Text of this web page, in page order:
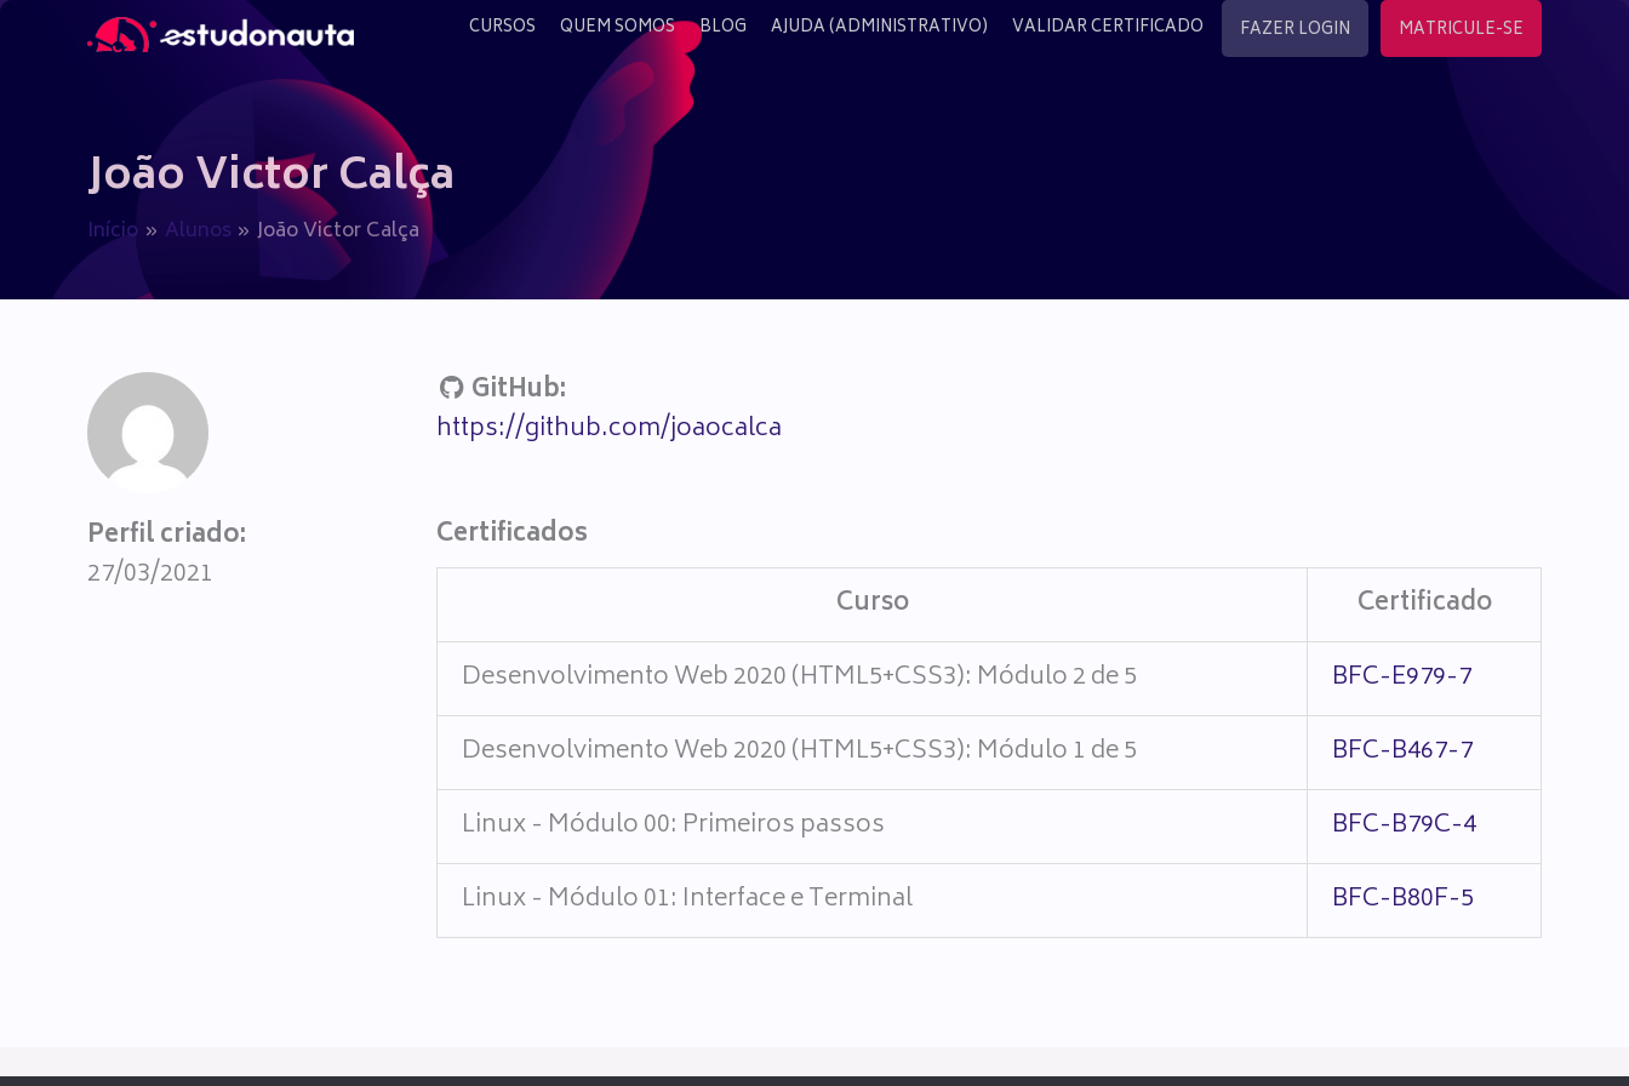
Ir
CURSOS QUEM SOMOS BLOG AJUDA (ADMINISTRATIVO) VALIDAR CERTIFICADO FAZER LOGIN MATRICULE-SE
João Victor Calça
Início Alunos João Victor Calça
Perfil criado:
27/03/2021
GitHub:
https://github.com/joaocalca
Certificados
Curso
Certificado
Desenvolvimento Web 2020 (HTML5+CSS3): Módulo 2 de 5
BFC-E979-7
Desenvolvimento Web 2020 (HTML5+CSS3): Módulo 1 de 5
BFC-B467-7
Linux - Módulo 00: Primeiros passos
BFC-B79C-4
Linux - Módulo 01: Interface e Terminal
BFC-B80F-5